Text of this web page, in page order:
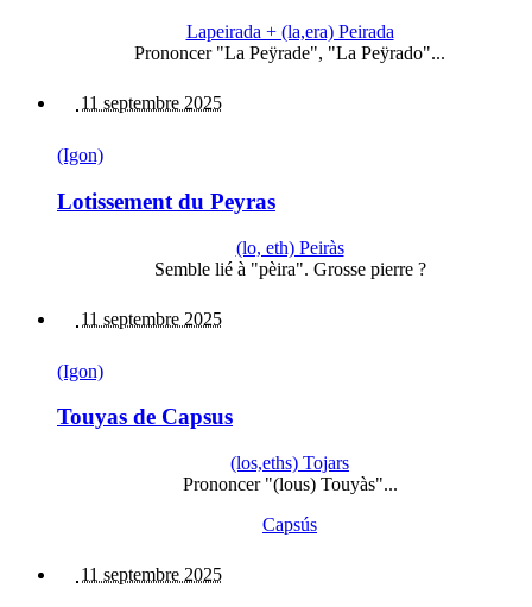
Lapeirada + (la,era) Peirada
Prononcer "La Peÿrade", "La Peÿrado"...
11 septembre 2025
(Igon)
Lotissement du Peyras
(lo, eth) Peiràs
Semble lié à "pèira". Grosse pierre ?
11 septembre 2025
(Igon)
Touyas de Capsus
(los,eths) Tojars
Prononcer "(lous) Touyàs"...
Capsús
11 septembre 2025